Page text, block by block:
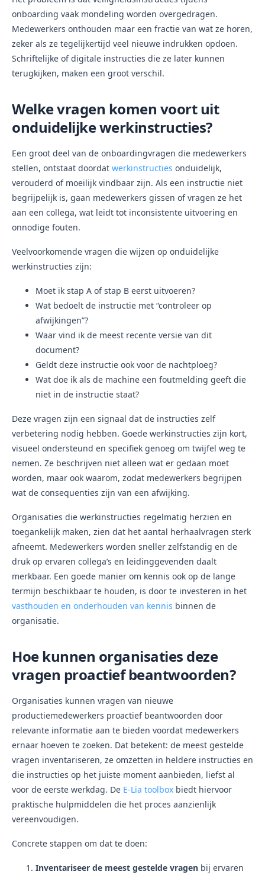
onboarding vaak mondeling worden overgedragen.
Medewerkers onthouden maar een fractie van wat ze horen,
zeker als ze tegelijkertijd veel nieuwe indrukken opdoen.
Schriftelijke of digitale instructies die ze later kunnen
terugkijken, maken een groot verschil.
Welke vragen komen voort uit
onduidelijke werkinstructies?
Een groot deel van de onboardingvragen die medewerkers
stellen, ontstaat doordat werkinstructies onduidelijk,
verouderd of moeilijk vindbaar zijn. Als een instructie niet
begrijpelijk is, gaan medewerkers gissen of vragen ze het
aan een collega, wat leidt tot inconsistente uitvoering en
onnodige fouten.
Veelvoorkomende vragen die wijzen op onduidelijke
werkinstructies zijn:
Moet ik stap A of stap B eerst uitvoeren?
Wat bedoelt de instructie met “controleer op
afwijkingen”?
Waar vind ik de meest recente versie van dit
document?
Geldt deze instructie ook voor de nachtploeg?
Wat doe ik als de machine een foutmelding geeft die
niet in de instructie staat?
Deze vragen zijn een signaal dat de instructies zelf
verbetering nodig hebben. Goede werkinstructies zijn kort,
visueel ondersteund en specifiek genoeg om twijfel weg te
nemen. Ze beschrijven niet alleen wat er gedaan moet
worden, maar ook waarom, zodat medewerkers begrijpen
wat de consequenties zijn van een afwijking.
Organisaties die werkinstructies regelmatig herzien en
toegankelijk maken, zien dat het aantal herhaalvragen sterk
afneemt. Medewerkers worden sneller zelfstandig en de
druk op ervaren collega’s en leidinggevenden daalt
merkbaar. Een goede manier om kennis ook op de lange
termijn beschikbaar te houden, is door te investeren in het
vasthouden en onderhouden van kennis binnen de
organisatie.
Hoe kunnen organisaties deze
vragen proactief beantwoorden?
Organisaties kunnen vragen van nieuwe
productiemedewerkers proactief beantwoorden door
relevante informatie aan te bieden voordat medewerkers
ernaar hoeven te zoeken. Dat betekent: de meest gestelde
vragen inventariseren, ze omzetten in heldere instructies en
die instructies op het juiste moment aanbieden, liefst al
voor de eerste werkdag. De E-Lia toolbox biedt hiervoor
praktische hulpmiddelen die het proces aanzienlijk
vereenvoudigen.
Concrete stappen om dat te doen:
Inventariseer de meest gestelde vragen bij ervaren